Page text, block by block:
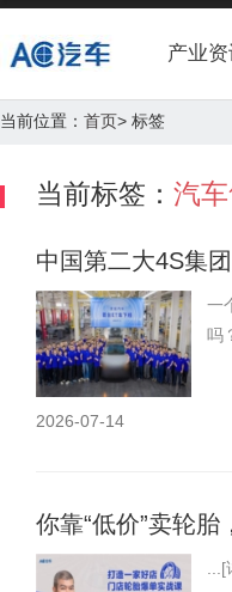
产业
当前位置： 首页> 标签
当前标签： 汽
中国第二大4S集
一
吗
2026-07-14
你靠“低价”卖轮
[